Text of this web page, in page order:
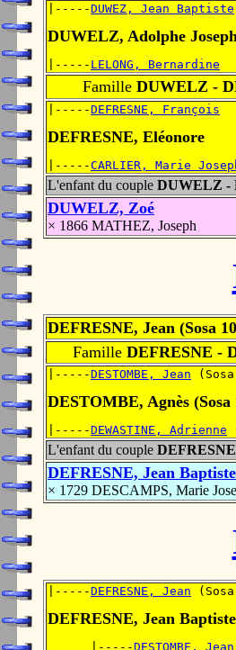
|-----DUWEZ, Jean Baptiste
DUWELZ, Adolphe Joseph
|----- LELONG, Bernardine
FamilleDUWELZ -
|-----DEFRESNE, François
DEFRESNE, Eléonore
|-----CARLIER, Marie
L'enfant du couple DUWELZ -
DUWELZ, Zoé
× 1866 MATHEZ, Joseph
DEFRESNE, Jean (Sosa
FamilleDEFRESNE -
|-----DESTOMBE, Jean
DESTOMBE, Agnès (Sosa
|-----DEWASTINE, Adrienne
L'enfant du couple
DEFRESNE, Jean Baptiste
× 1729 DESCAMPS, Marie
|-----DEFRESNE, Jean
DEFRESNE, Jean
      |-----
DESTOMBE, Jean